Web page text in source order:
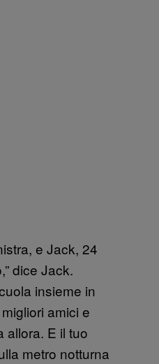
e Jack, 24
dice Jack.
insieme in
amici e
allora. E il tuo
metro notturna